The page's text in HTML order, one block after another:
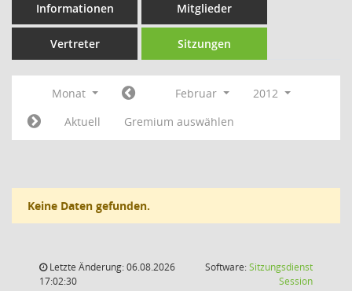
Informationen Mitglieder
Vertreter Sitzungen
Monat Februar
2012
Aktuell
Gremium auswählen
Keine Daten gefunden.
Letzte Änderung: 06.08.2026
17:02:30
Software:Sitzungsdienst
Session(Wird in